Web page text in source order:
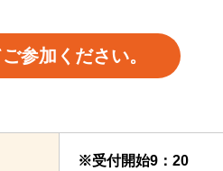
参加ください。
※受付開始9：20